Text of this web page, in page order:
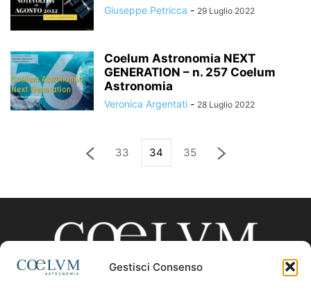
Gestisci Consenso
Giuseppe Petricca - 29 Luglio 2022
Coelum Astronomia NEXT
GENERATION – n. 257 Coelum
Astronomia
Veronica Argentati - 28 Luglio 2022
33 34 35